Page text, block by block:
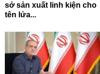
sở sản xuất linh kiện cho
tên lửa...